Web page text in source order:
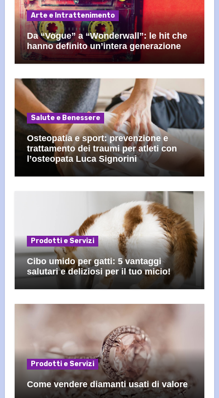
Arte e Intrattenimento
Da “Vogue” a “Wonderwall”: le hit che
hanno definito un’intera generazione
Salute e Benessere
Osteopatia e sport: prevenzione e
trattamento dei traumi per atleti con
l’osteopata Luca Signorini
Prodotti e Servizi
Cibo umido per gatti: 5 vantaggi
salutari e deliziosi per il tuo micio!
Prodotti e Servizi
Come vendere diamanti usati di valore